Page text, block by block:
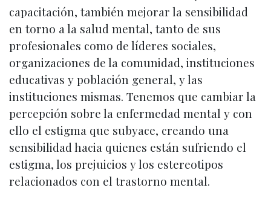
capacitación, también mejorar la sensibilidad
en torno a la salud mental, tanto de sus
profesionales como de líderes sociales,
organizaciones de la comunidad, instituciones
educativas y población general, y las
instituciones mismas. Tenemos que cambiar la
percepción sobre la enfermedad mental y con
ello el estigma que subyace, creando una
sensibilidad hacia quienes están sufriendo el
estigma, los prejuicios y los estereotipos
relacionados con el trastorno mental.